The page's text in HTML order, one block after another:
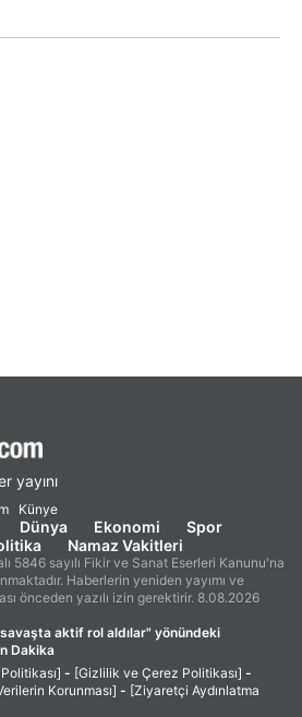
yayını
Künye
Dünya Ekonomi
Spor
Namaz Vakitleri
5846 sayılı Fikir ve Sanat Eserleri Kanunu'na
Haberlerin yeniden yayımı ve
önceden yazılı izin gerektirir. 8.08.2026
aktif rol aldılar" yönündeki
Dakika
- [Gizlilik ve Çerez Politikası] -
Korunması] - [Ziyaretçi Aydınlatma